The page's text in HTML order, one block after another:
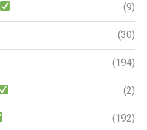
(9)
(30)
(194)
(2)
(192)